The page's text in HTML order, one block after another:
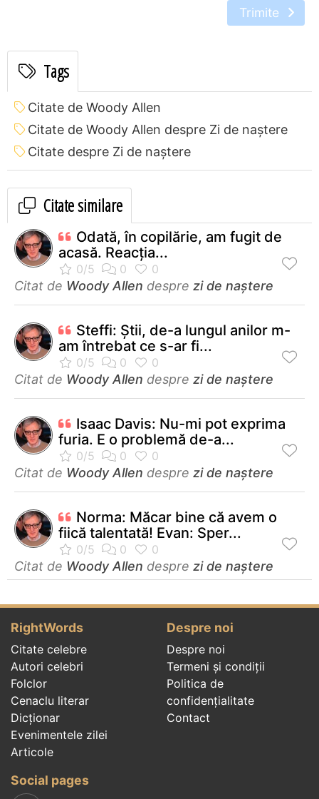
Trimite
Tags
Citate de Woody Allen
Citate de Woody Allen despre Zi de naștere
Citate despre Zi de naștere
Citate similare
Odată, în copilărie, am fugit de
acasă. Reacţia...
Citat de Woody Allen despre zi de naștere
Steffi: Ştii, de-a lungul anilor m-
am întrebat ce s-ar fi...
Citat de Woody Allen despre zi de naștere
Isaac Davis: Nu-mi pot exprima
furia. E o problemă de-a...
Citat de Woody Allen despre zi de naștere
Norma: Măcar bine că avem o
fiică talentată! Evan: Sper...
Citat de Woody Allen despre zi de naștere
RightWords
Citate celebre
Autori celebri
Folclor
Cenaclu literar
Dicționar
Evenimentele zilei
Articole
Despre noi
Despre noi
Termeni și condiții
Politica de
confidenţialitate
Contact
Social pages